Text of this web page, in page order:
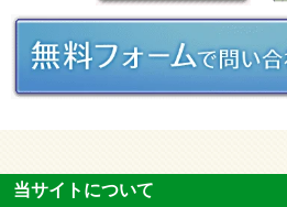
当サイトについて